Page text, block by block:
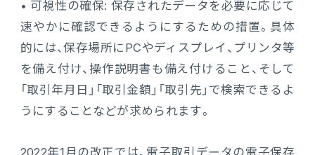
• 可視性の確保: 保存されたデータを必要に応じて
速やかに確認できるようにするための措置。具体
的には、保存場所にPCやディスプレイ、プリンタ等
を備え付け、操作説明書も備え付けること、そして
「取引年月日」「取引金額」「取引先」で検索できるよ
うにすることなどが求められます。
2022年1月の改正では、電子取引データの電子保存